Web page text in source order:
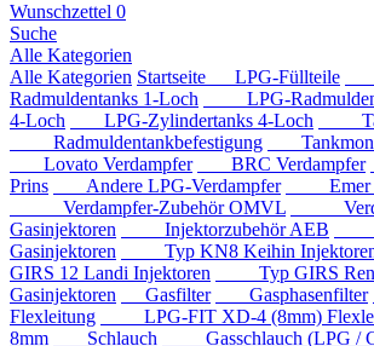
Wunschzettel 0
Suche
Alle Kategorien
Alle Kategorien Startseite LPG-Füllteile
Radmuldentanks 1-Loch
LPG-
4-Loch
LPG-Zylindertanks 4-Loch
Radmuldentankbefestigung
Lovato Verdampfer
BRC Verdampfer
Prins
Andere LPG-Verdampfer Emer
Verdampfer-Zubehör OMVL
Gasinjektoren
Injektorzubehör AEB
Gasinjektoren
Typ KN8 Keihin
GIRS 12 Landi Injektoren
Typ GIRS
Gasinjektoren
Gasfilter Gasphasenfilter
Flexleitung
LPG-FIT XD-4 (8mm)
8mm
Schlauch Gasschlauch (LPG /